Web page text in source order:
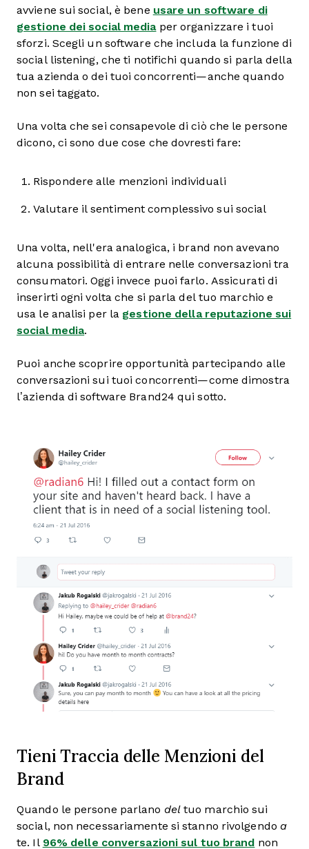
avviene sui social, è bene usare un software di
gestione dei social mediaper organizzare i tuoi
sforzi. Scegli un software che includa la funzione di
social listening, che ti notifichi quando si parla della
tua azienda o dei tuoi concorrenti—anche quando
non sei taggato.
Una volta che sei consapevole di ciò che le persone
dicono, ci sono due cose che dovresti fare:
Rispondere alle menzioni individuali
Valutare il sentiment complessivo sui social
Una volta, nell'era analogica, i brand non avevano
alcuna possibilità di entrare nelle conversazioni tra
consumatori. Oggi invece puoi farlo. Assicurati di
inserirti ogni volta che si parla del tuo marchio e
usa le analisi per la gestione della reputazione sui
social media.
Puoi anche scoprire opportunità partecipando alle
conversazioni sui tuoi concorrenti—come dimostra
l’azienda di software Brand24 qui sotto.
Tieni Traccia delle Menzioni del
Brand
Quando le persone parlano deltuo marchio sui
social, non necessariamente si stanno rivolgendo a
te. Il 96% delle conversazioni sul tuo brand non